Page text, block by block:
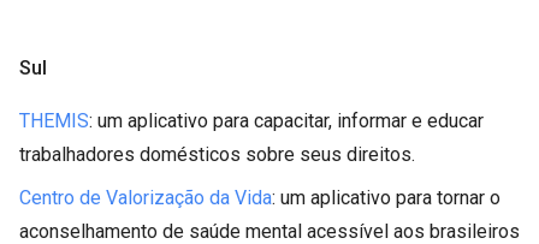
Sul
THEMIS: um aplicativo para capacitar, informar e educar
trabalhadores domésticos sobre seus direitos.
Centro de Valorização da Vida: um aplicativo para tornar o
aconselhamento de saúde mental acessível aos brasileiros